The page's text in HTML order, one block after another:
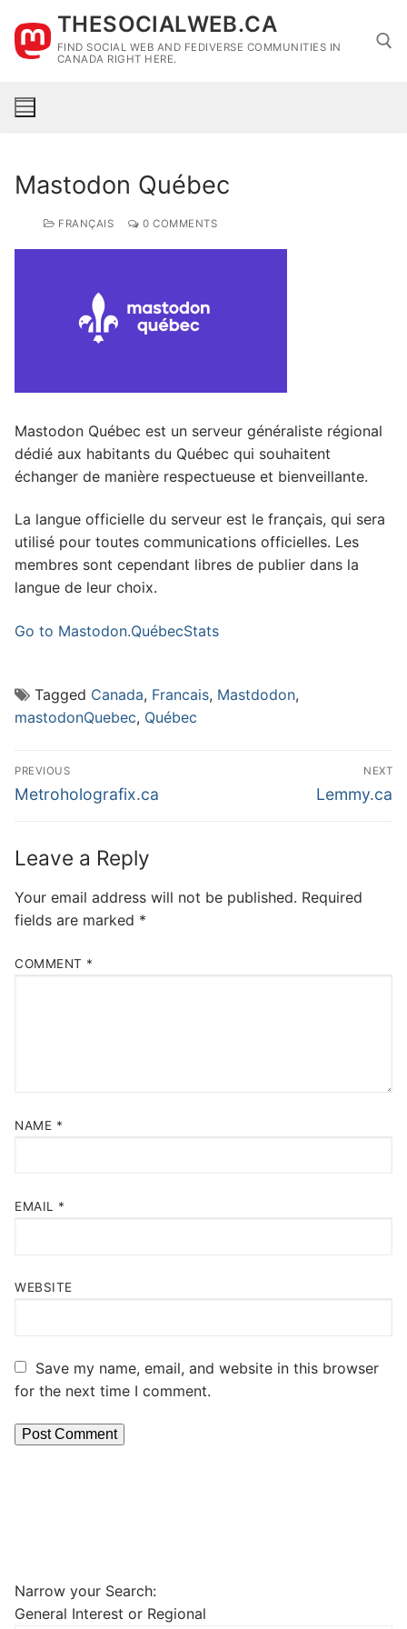
content
THESOCIALWEB.CA
FIND SOCIAL WEB AND FEDIVERSE COMMUNITIES IN
CANADA RIGHT HERE.
Mastodon Québec
FRANÇAIS 0 COMMENTS
Mastodon Québec est un serveur généraliste régional
dédié aux habitants du Québec qui souhaitent
échanger de manière respectueuse et bienveillante.
La langue officielle du serveur est le français, qui sera
utilisé pour toutes communications officielles. Les
membres sont cependant libres de publier dans la
langue de leur choix.
Go to Mastodon.QuébecStats
Tagged Canada, Francais, Mastdodon,
mastodonQuebec, Québec
Post
navigation
PREVIOUS
Previous
Metroholografix.ca
NEXT
Next
Lemmy.ca
Leave a Reply
Your email address will not be published. Required
fields are marked *
COMMENT *
NAME *
EMAIL *
WEBSITE
Save my name, email, and website in this browser
for the next time I comment.
Narrow your Search:
General Interest or Regional